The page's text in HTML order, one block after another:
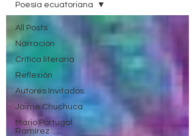
All Posts
Narración
Crítica literaria
Reflexión
Autores Invitados
Jaime Chuchuca
Mario Portugal
Ramírez
Poesía ecuatoriana